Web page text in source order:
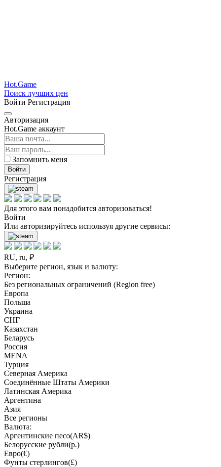
Hot.Game
Поиск лучших цен
Войти Регистрация
Авторизация
Hot.Game аккаунт
Запомнить меня
Войти
Регистрация
Для этого вам понадобится авторизоваться!
Войти
Или авторизируйтесь используя другие сервисы:
RU, ru, ₽
Выберите регион, язык и валюту:
Регион:
Без региональных ограничений (Region free)
Европа
Польша
Украина
СНГ
Казахстан
Беларусь
Россия
MENA
Турция
Северная Америка
Соединённые Штаты Америки
Латинская Америка
Аргентина
Азия
Все регионы
Валюта:
Аргентинские песо(AR$)
Белорусские рубли(р.)
Евро(€)
Фунты стерлингов(£)